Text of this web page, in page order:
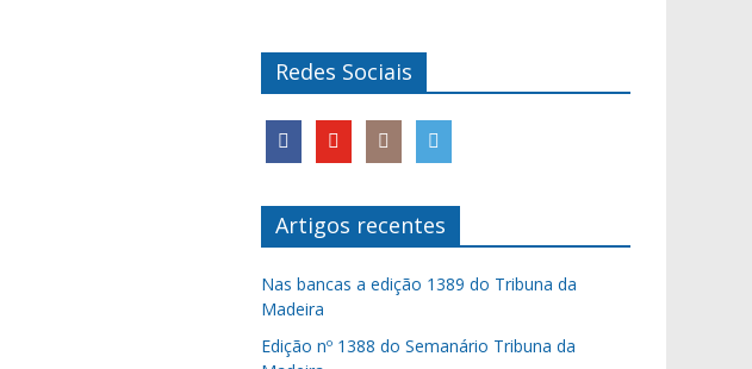
Redes Sociais
Artigos recentes
Nas bancas a edição 1389 do Tribuna da
Madeira
Edição nº 1388 do Semanário Tribuna da